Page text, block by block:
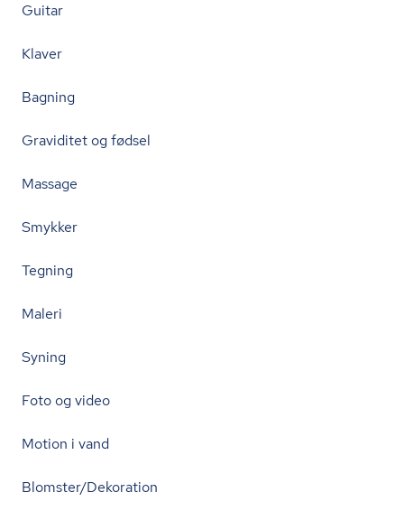
Guitar
Klaver
Bagning
Graviditet og fødsel
Massage
Smykker
Tegning
Maleri
Syning
Foto og video
Motion i vand
Blomster/Dekoration